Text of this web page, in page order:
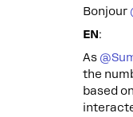
Bonjour ​
EN:
As ​
the
based